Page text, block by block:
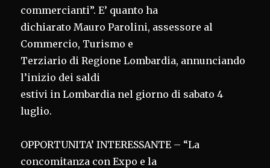
commercianti”. E’ quanto ha
dichiarato Mauro Parolini, assessore al
Commercio, Turismo e
Terziario di Regione Lombardia, annunciando
l’inizio dei saldi
estivi in Lombardia nel giorno di sabato 4
luglio.
OPPORTUNITA’ INTERESSANTE – “La
concomitanza con Expo e la